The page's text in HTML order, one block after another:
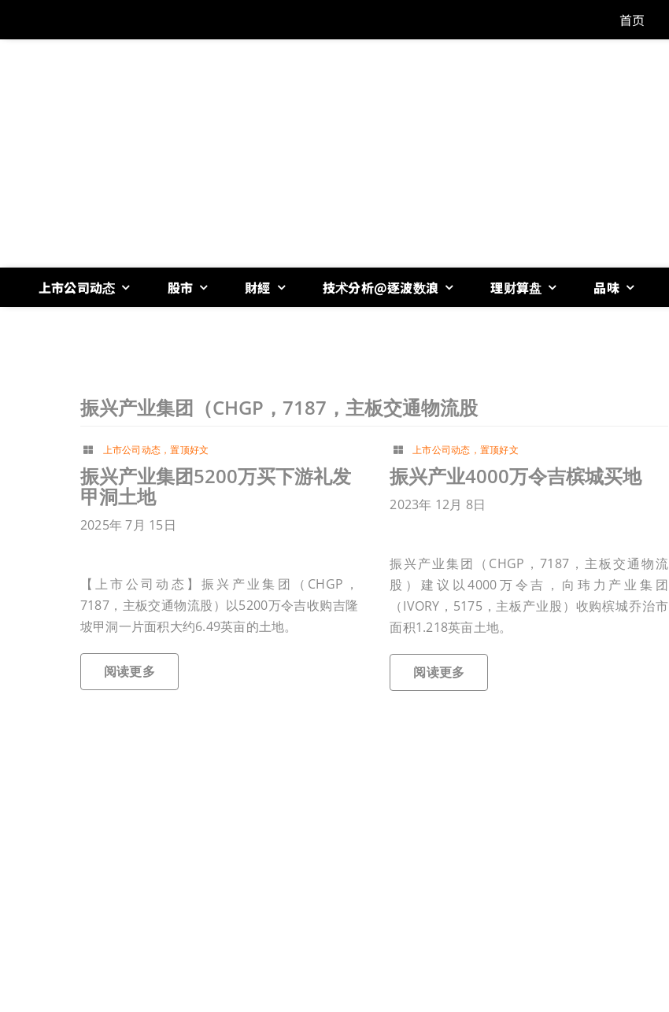
首页
上市公司动态 股市 財經 技术分析@逐波数浪 理财算盘 品味
振兴产业集团（CHGP，7187，主板交通物流股
上市公司动态 ，置顶好文
振兴产业集团5200万买下游礼发
甲洞土地
2025年 7月 15日
【上市公司动态】振兴产业集团（CHGP，
7187，主板交通物流股）以5200万令吉收购吉隆
坡甲洞一片面积大约6.49英亩的土地。
阅读更多
上市公司动态 ， 置顶好文
振兴产业4000万令吉槟城买地
2023年 12月 8日
振兴产业集团（CHGP，7187，主板交通物流
股）建议以4000万令吉，向玮力产业集团
（IVORY，5175，主板产业股）收购槟城乔治市
面积1.218英亩土地。
阅读更多